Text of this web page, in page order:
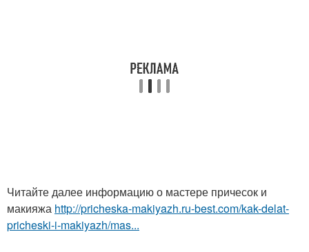
Читайте далее информацию о мастере причесок и
макияжа http://pricheska-makiyazh.ru-best.com/kak-delat-
pricheski-i-makiyazh/mas...